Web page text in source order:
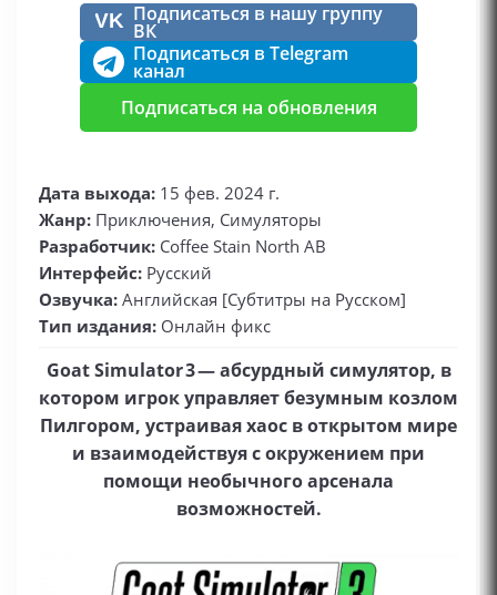
VK Подписаться в нашу группу
ВК
Подписаться в Telegram
канал
Подписаться на обновления
Дата выхода: 15 фев. 2024 г.
Жанр: Приключения, Симуляторы
Разработчик: Coffee Stain North AB
Интерфейс: Русский
Озвучка: Английская [Субтитры на Русском]
Тип издания: Онлайн фикс
Goat Simulator 3 — абсурдный симулятор, в
котором игрок управляет безумным козлом
Пилгором, устраивая хаос в открытом мире
и взаимодействуя с окружением при
помощи необычного арсенала
возможностей.